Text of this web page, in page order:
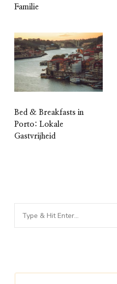
Familie
Bed & Breakfasts in
Porto: Lokale
Gastvrijheid
Looking
for